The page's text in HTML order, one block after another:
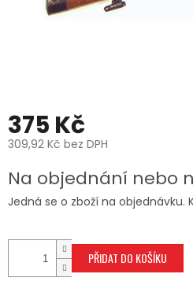
375 Kč
309,92 Kč bez DPH
cena:
Na objednání nebo
Jedná se o zboží na objednávku.
PŘIDAT DO KOŠÍKU